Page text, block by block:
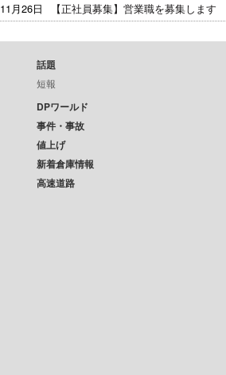
11月26日 【正社員募集】営業職を募集します
話題
短報
DPワールド
事件・事故
値上げ
新着倉庫情報
高速道路